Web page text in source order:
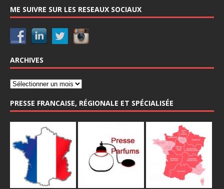
ME SUIVRE SUR LES RESEAUX SOCIAUX
ARCHIVES
PRESSE FRANCAISE, RÉGIONALE ET SPÉCIALISÉE